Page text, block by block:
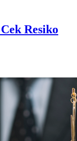
Resiko